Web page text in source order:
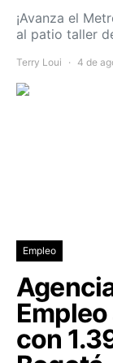
¡Avanza el
al patio taller
Terry Loui 4 de
Empleo
con